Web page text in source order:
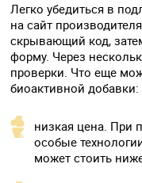
Легко убедиться в
на сайт
скрывающий код,
форму. Через
проверки. Что еще
биоактивной добавки:
низкая цена. При
особые
может стоить